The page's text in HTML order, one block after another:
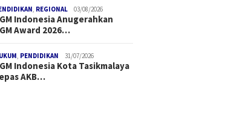
, REGIONAL 03/08/2026
Indonesia Anugerahkan
Award 2026…
, PENDIDIKAN 31/07/2026
Indonesia Kota Tasikmalaya
AKB…